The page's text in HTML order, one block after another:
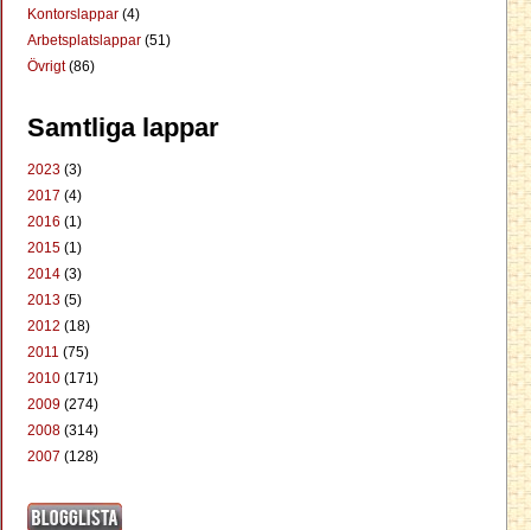
Kontorslappar (4)
Arbetsplatslappar (51)
Övrigt(86)
Samtliga lappar
2023 (3)
2017 (4)
2016 (1)
2015 (1)
2014 (3)
2013 (5)
2012 (18)
2011 (75)
2010 (171)
2009 (274)
2008 (314)
2007 (128)